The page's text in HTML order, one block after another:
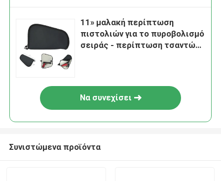
11» μαλακή περίπτωση
πιστολιών για το πυροβολισμό
σειράς - περίπτωση τσαντών
Να συνεχίσει
Συνιστώμενα προϊόντα